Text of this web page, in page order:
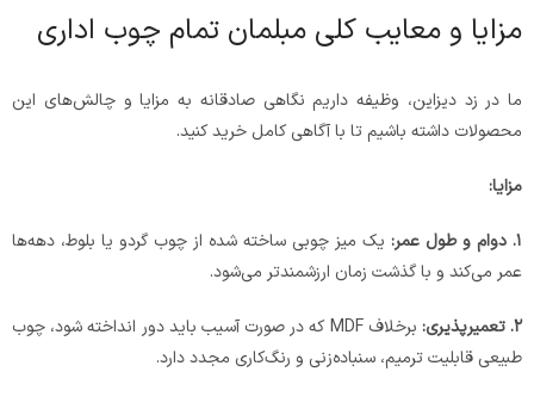
مزایا و معایب کلی مبلمان تمام چوب اداری
ما در زد دیزاین، وظیفه داریم نگاهی صادقانه به مزایا و چالش‌های این
محصولات داشته باشیم تا با آگاهی کامل خرید کنید.
مزایا:
۱. دوام و طول عمر: یک میز چوبی ساخته شده از چوب گردو یا بلوط، دهه‌ها
عمر می‌کند و با گذشت زمان ارزشمندتر می‌شود.
۲.تعمیرپذیری:
برخلاف MDF که در صورت آسیب باید دور انداخته شود، چوب
طبیعی قابلیت ترمیم، سنباده‌زنی و رنگ‌کاری مجدد دارد.